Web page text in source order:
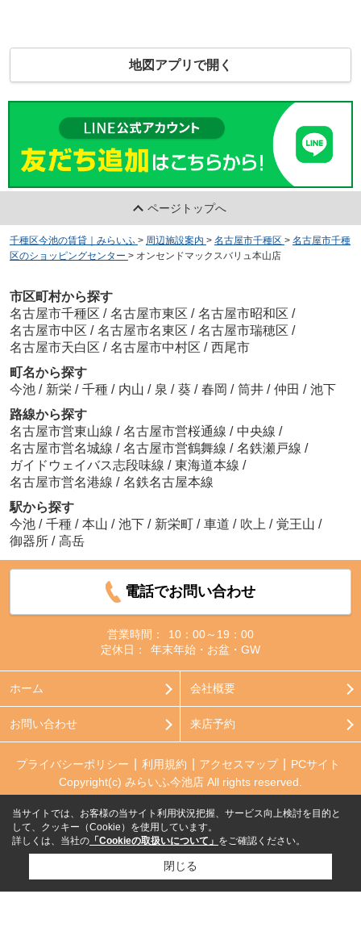
地図アプリで開く
ページトップへ
千種区今池の賃貸｜みらいふ > 周辺施設案内 > 名古屋市千種区 > 名古屋市千種
区のショッピングセンター > オンセンドマックスバリュ本山店
市区町村から探す
名古屋市千種区 / 名古屋市東区 / 名古屋市昭和区 /
名古屋市中区 / 名古屋市名東区 / 名古屋市瑞穂区 /
名古屋市天白区 / 名古屋市中村区 / 西尾市
町名から探す
今池 / 新栄 / 千種 / 内山 / 泉 / 葵 / 春岡 / 筒井 / 仲田 / 池下
路線から探す
名古屋市営東山線 / 名古屋市営桜通線 / 中央線 /
名古屋市営名城線 / 名古屋市営鶴舞線 / 名鉄瀬戸線 /
ガイドウェイバス志段味線 / 東海道本線 /
名古屋市営名港線 / 名鉄名古屋本線
駅から探す
今池 / 千種 / 本山 / 池下 / 新栄町 / 車道 / 吹上 / 覚王山 /
御器所 / 高岳
電話でお問い合わせ
営業時間：
10：00～19：00
定休日：
年末年始・お盆・GW
ホーム 会社概要
お問い合わせ 来店予約
プライバシーポリシー 利用規約 アクセスマップ
PCサイト
Copyright(c) みらいふ今池店 All rights reserved.
当サイトでは、お客様の当サイト利用状況把握、サービス向上検討を目的と
して、クッキー（Cookie）を使用しています。
詳しくは、当社の 「Cookieの取扱いについて」 をご確認ください。
閉じる